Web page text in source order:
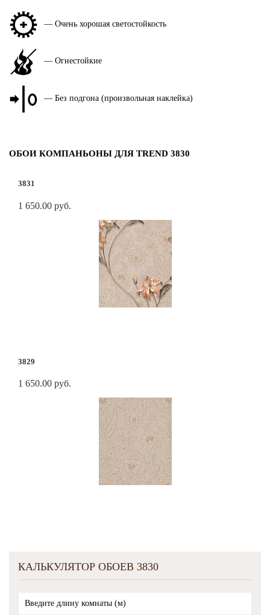
— Очень хорошая светостойкость
— Огнестойкие
— Без подгона (произвольная наклейка)
ОБОИ КОМПАНЬОНЫ ДЛЯ TREND 3830
3831
1 650.00 руб.
3829
1 650.00 руб.
КАЛЬКУЛЯТОР ОБОЕВ 3830